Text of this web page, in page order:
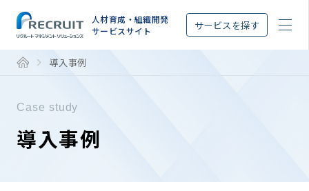
人材育成・組織開発
サービスサイト
サービスを探す
導入事例
Case study
導入事例